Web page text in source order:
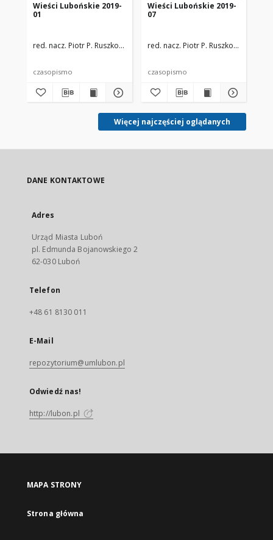
Wieści Lubońskie 2019-
01
red. nacz. Piotr P. Ruszkowski zespół redakcyjny
czasopismo
Wieści Lubońskie 2019-
07
red. nacz. Piotr P. Ruszkowski
czasopismo
Więcej najczęściej oglądanych
DANE KONTAKTOWE
Adres
Urząd Miasta Luboń
pl. Edmunda Bojanowskiego 2
62-030 Luboń
Telefon
+48 61 8130 011
E-Mail
repozytorium@umlubon.pl
Odwiedź nas!
http://lubon.pl
MAPA STRONY
Strona główna